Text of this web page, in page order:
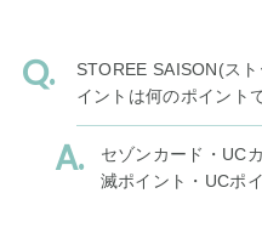
STOREE SAISON(ス
イントは何のポイント
セゾンカード・UC
滅ポイント・UCポ